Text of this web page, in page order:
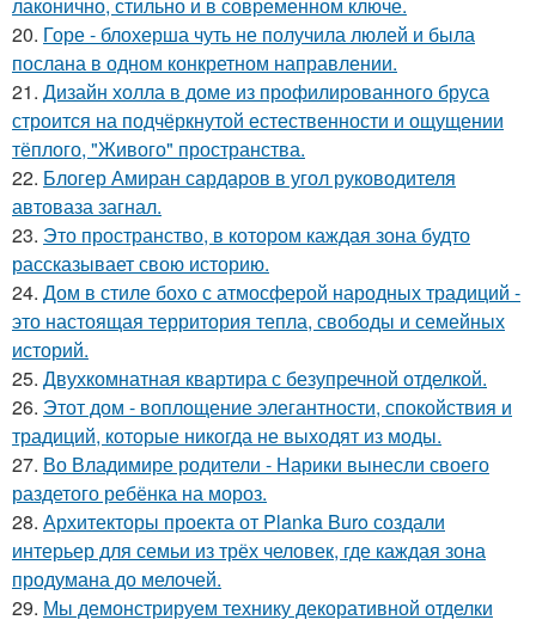
лаконично, стильно и в современном ключе.
20. Горе - блохерша чуть не получила люлей и была
послана в одном конкретном направлении.
21. Дизайн холла в доме из профилированного бруса
строится на подчёркнутой естественности и ощущении
тёплого, "Живого" пространства.
22. Блогер Амиран сардаров в угол руководителя
автоваза загнал.
23. Это пространство, в котором каждая зона будто
рассказывает свою историю.
24. Дом в стиле бохо с атмосферой народных традиций -
это настоящая территория тепла, свободы и семейных
историй.
25. Двухкомнатная квартира с безупречной отделкой.
26. Этот дом - воплощение элегантности, спокойствия и
традиций, которые никогда не выходят из моды.
27. Во Владимире родители - Нарики вынесли своего
раздетого ребёнка на мороз.
28. Архитекторы проекта от Planka Buro создали
интерьер для семьи из трёх человек, где каждая зона
продумана до мелочей.
29. Мы демонстрируем технику декоративной отделки